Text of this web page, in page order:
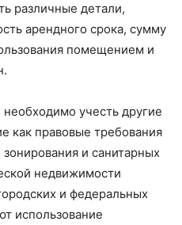
различные детали,
арендного срока, сумму
помещением и
учесть другие
как правовые требования
и санитарных
недвижимости
и федеральных
использование